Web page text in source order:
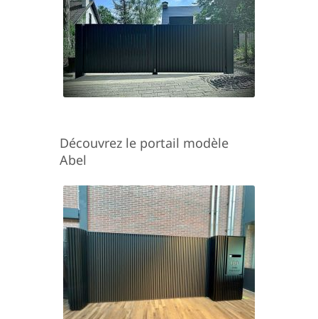
Découvrez le portail modèle
Abel